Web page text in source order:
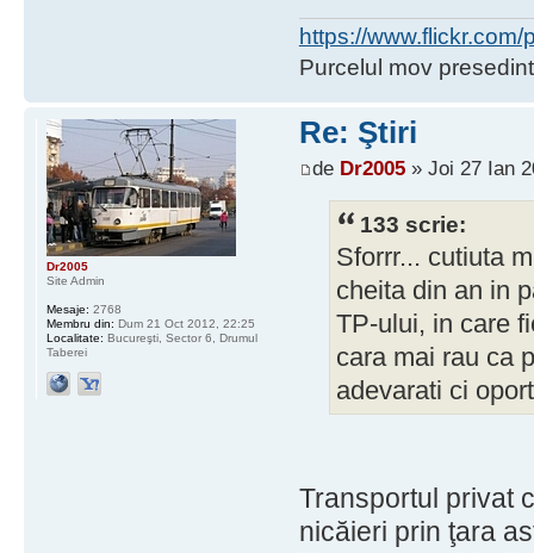
https://
Purcelul mov
Re: Ştiri
de Dr2005» Joi 27 Ian
133 scrie:
Sforrr... cutiuta
cheita din an in
TP-ului, in care
cara mai rau ca
adevarati ci
Transportul privat
nicăieri prin ţara
Dr2005
Site Admin
Mesaje: 2768
Membru din: Dum 21 Oct 2012, 22:25
Localitate: Bucureşti, Sector 6, Drumul
Taberei